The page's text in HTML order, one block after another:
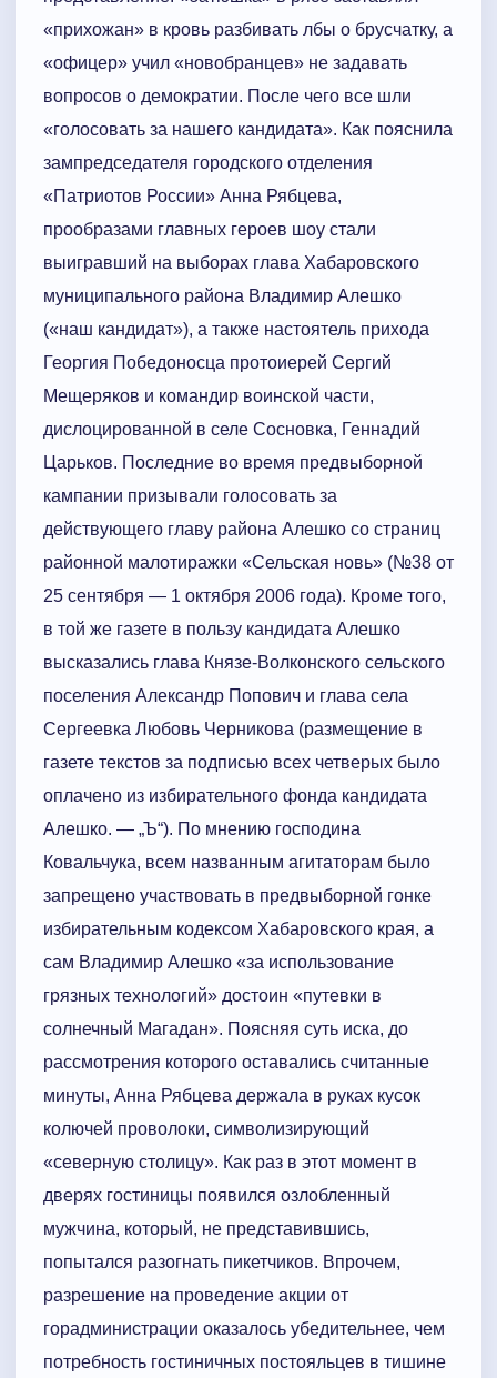
«прихожан» в кровь разбивать лбы о брусчатку, а
«офицер» учил «новобранцев» не задавать
вопросов о демократии. После чего все шли
«голосовать за нашего кандидата». Как пояснила
зампредседателя городского отделения
«Патриотов России» Анна Рябцева,
прообразами главных героев шоу стали
выигравший на выборах глава Хабаровского
муниципального района Владимир Алешко
(«наш кандидат»), а также настоятель прихода
Георгия Победоносца протоиерей Сергий
Мещеряков и командир воинской части,
дислоцированной в селе Сосновка, Геннадий
Царьков. Последние во время предвыборной
кампании призывали голосовать за
действующего главу района Алешко со страниц
районной малотиражки «Сельская новь» (№38 от
25 сентября — 1 октября 2006 года). Кроме того,
в той же газете в пользу кандидата Алешко
высказались глава Князе-Волконского сельского
поселения Александр Попович и глава села
Сергеевка Любовь Черникова (размещение в
газете текстов за подписью всех четверых было
оплачено из избирательного фонда кандидата
Алешко. — „Ъ“). По мнению господина
Ковальчука, всем названным агитаторам было
запрещено участвовать в предвыборной гонке
избирательным кодексом Хабаровского края, а
сам Владимир Алешко «за использование
грязных технологий» достоин «путевки в
солнечный Магадан». Поясняя суть иска, до
рассмотрения которого оставались считанные
минуты, Анна Рябцева держала в руках кусок
колючей проволоки, символизирующий
«северную столицу». Как раз в этот момент в
дверях гостиницы появился озлобленный
мужчина, который, не представившись,
попытался разогнать пикетчиков. Впрочем,
разрешение на проведение акции от
горадминистрации оказалось убедительнее, чем
потребность гостиничных постояльцев в тишине